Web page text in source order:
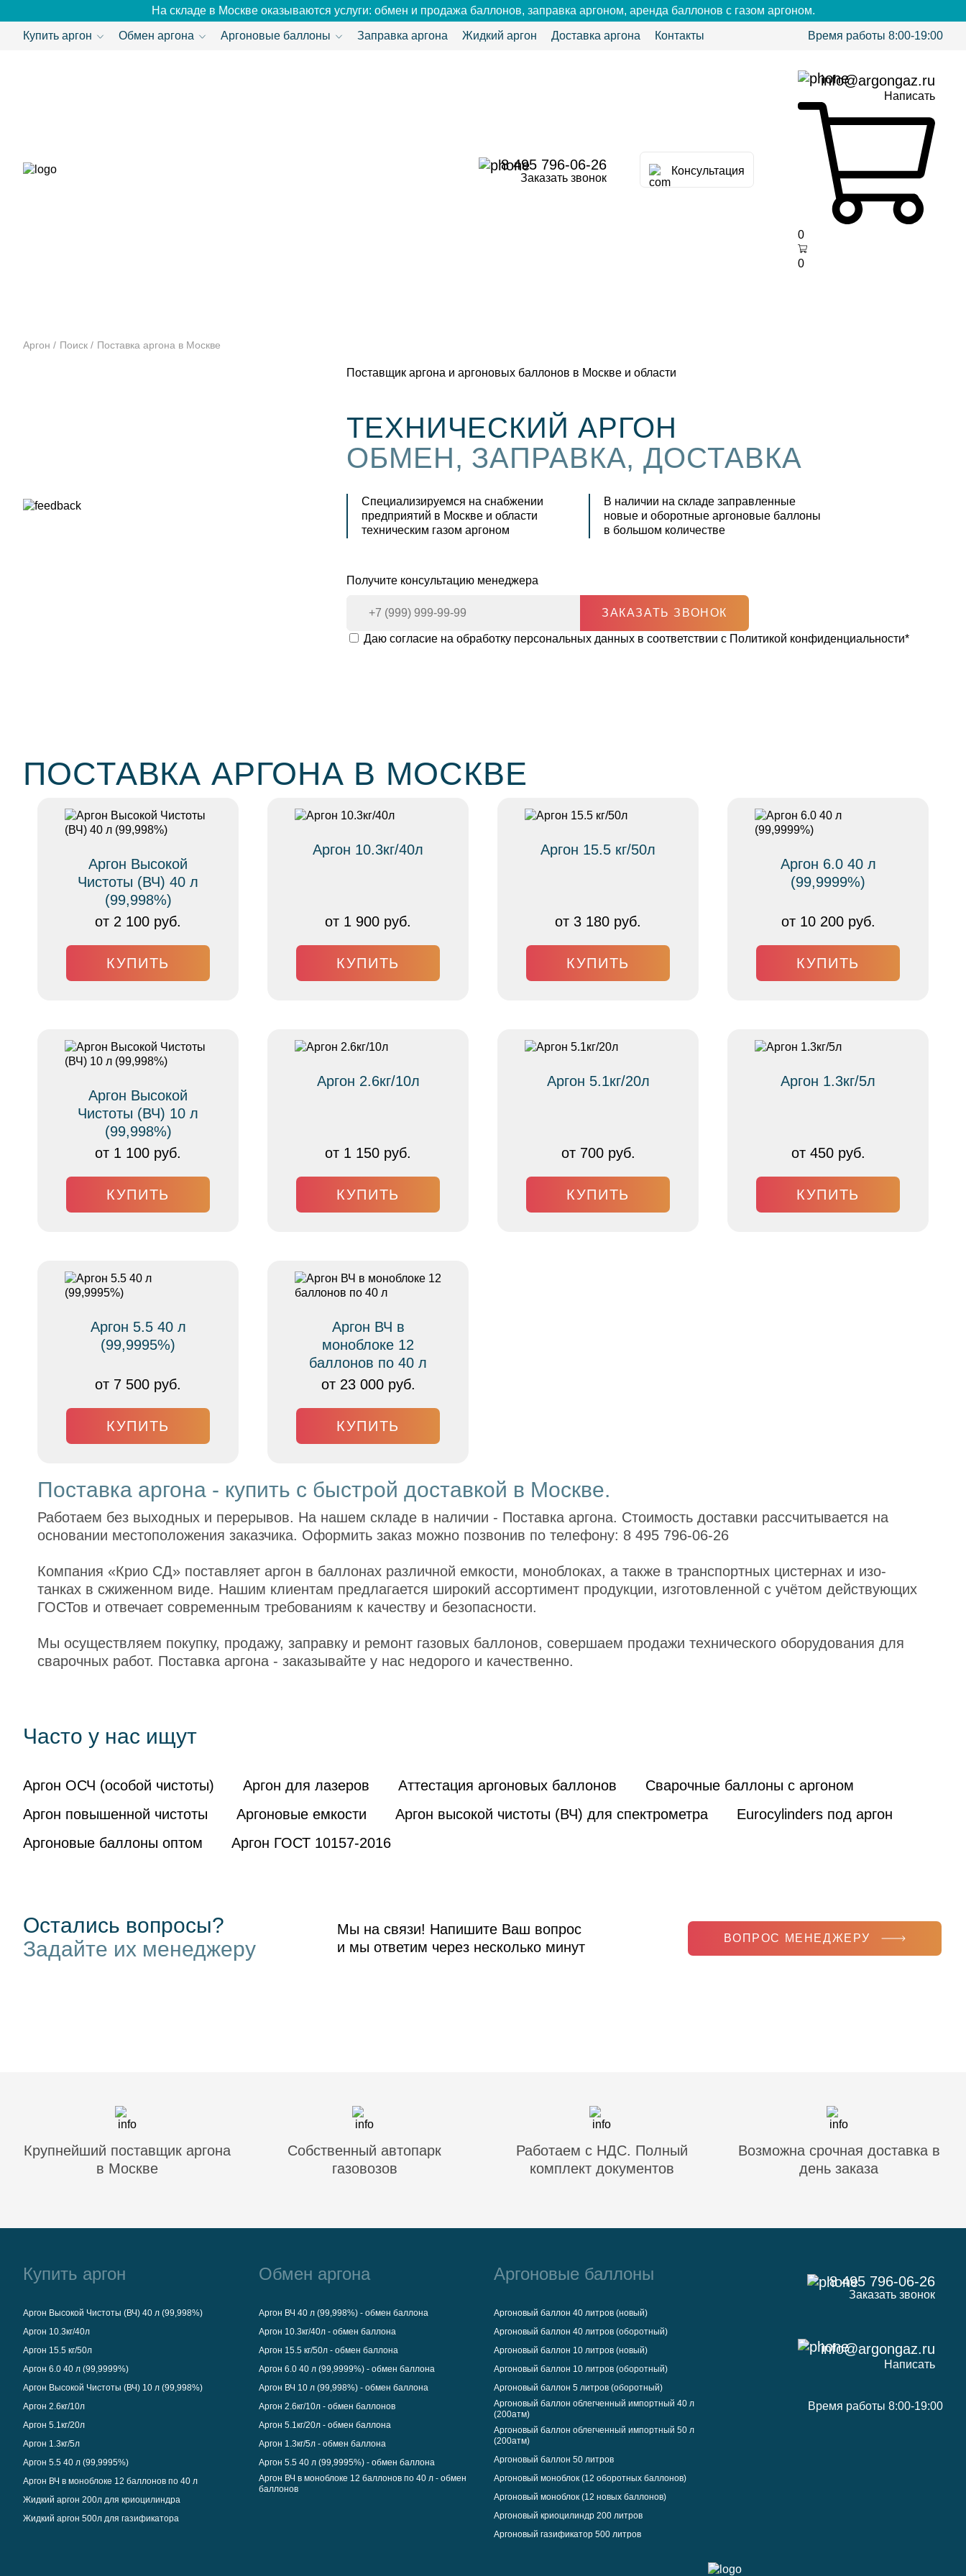
На складе в Москве оказываются услуги: обмен и продажа баллонов, заправка аргоном, аренда баллонов с газом аргоном.
Купить аргон Обмен аргона Аргоновые баллоны Заправка аргона Жидкий аргон Доставка аргона Контакты Время работы 8:00-19:00
8 495 796-06-26
Заказать звонок
Консультация
info@argongaz.ru
Написать
0
0
Аргон Поиск Поставка аргона в Москве
Поставщик аргона и аргоновых баллонов в Москве и области
ТЕХНИЧЕСКИЙ АРГОН
ОБМЕН, ЗАПРАВКА, ДОСТАВКА
Специализируемся на снабжении
предприятий в Москве и области
техническим газом аргоном
В наличии на складе заправленные
новые и оборотные аргоновые баллоны
в большом количестве
Получите консультацию менеджера
ЗАКАЗАТЬ ЗВОНОК
Даю согласие на обработку персональных данных в соответствии с Политикой конфиденциальности*
ПОСТАВКА АРГОНА В МОСКВЕ
Аргон Высокой
Чистоты (ВЧ) 40 л
(99,998%)
от 2 100 руб.
КУПИТЬ
Аргон 10.3кг/40л
от 1 900 руб.
КУПИТЬ
Аргон 15.5 кг/50л
от 3 180 руб.
КУПИТЬ
Аргон 6.0 40 л
(99,9999%)
от 10 200 руб.
КУПИТЬ
Аргон Высокой
Чистоты (ВЧ) 10 л
(99,998%)
от 1 100 руб.
КУПИТЬ
Аргон 2.6кг/10л
от 1 150 руб.
КУПИТЬ
Аргон 5.1кг/20л
от 700 руб.
КУПИТЬ
Аргон 1.3кг/5л
от 450 руб.
КУПИТЬ
Аргон 5.5 40 л
(99,9995%)
от 7 500 руб.
КУПИТЬ
Аргон ВЧ в
моноблоке 12
баллонов по 40 л
от 23 000 руб.
КУПИТЬ
Поставка аргона - купить с быстрой доставкой в Москве.
Работаем без выходных и перерывов. На нашем складе в наличии - Поставка аргона. Стоимость доставки рассчитывается на
основании местоположения заказчика. Оформить заказ можно позвонив по телефону: 8 495 796-06-26
Компания «Крио СД» поставляет аргон в баллонах различной емкости, моноблоках, а также в транспортных цистернах и изо-
танках в сжиженном виде. Нашим клиентам предлагается широкий ассортимент продукции, изготовленной с учётом действующих
ГОСТов и отвечает современным требованиям к качеству и безопасности.
Мы осуществляем покупку, продажу, заправку и ремонт газовых баллонов, совершаем продажи технического оборудования для
сварочных работ. Поставка аргона - заказывайте у нас недорого и качественно.
Часто у нас ищут
Аргон ОСЧ (особой чистоты) Аргон для лазеров Аттестация аргоновых баллонов
Сварочные баллоны с аргоном
Аргон повышенной чистоты
Аргоновые емкости Аргон высокой чистоты (ВЧ) для спектрометра
Eurocylinders под аргон
Аргоновые баллоны оптом
Аргон ГОСТ 10157-2016
Остались вопросы?
Задайте их менеджеру
Мы на связи! Напишите Ваш вопрос
и мы ответим через несколько минут
ВОПРОС МЕНЕДЖЕРУ
Крупнейший поставщик аргона
в Москве
Собственный автопарк
газовозов
Работаем с НДС. Полный
комплект документов
Возможна срочная доставка в
день заказа
Купить аргон
Аргон Высокой Чистоты (ВЧ) 40 л (99,998%)
Аргон 10.3кг/40л
Аргон 15.5 кг/50л
Аргон 6.0 40 л (99,9999%)
Аргон Высокой Чистоты (ВЧ) 10 л (99,998%)
Аргон 2.6кг/10л
Аргон 5.1кг/20л
Аргон 1.3кг/5л
Аргон 5.5 40 л (99,9995%)
Аргон ВЧ в моноблоке 12 баллонов по 40 л
Жидкий аргон 200л для криоцилиндра
Жидкий аргон 500л для газификатора
Обмен аргона
Аргон ВЧ 40 л (99,998%) - обмен баллона
Аргон 10.3кг/40л - обмен баллона
Аргон 15.5 кг/50л - обмен баллона
Аргон 6.0 40 л (99,9999%) - обмен баллона
Аргон ВЧ 10 л (99,998%) - обмен баллона
Аргон 2.6кг/10л - обмен баллонов
Аргон 5.1кг/20л - обмен баллона
Аргон 1.3кг/5л - обмен баллона
Аргон 5.5 40 л (99,9995%) - обмен баллона
Аргон ВЧ в моноблоке 12 баллонов по 40 л - обмен
баллонов
Аргоновые баллоны
Аргоновый баллон 40 литров (новый)
Аргоновый баллон 40 литров (оборотный)
Аргоновый баллон 10 литров (новый)
Аргоновый баллон 10 литров (оборотный)
Аргоновый баллон 5 литров (оборотный)
Аргоновый баллон облегченный импортный 40 л
(200атм)
Аргоновый баллон облегченный импортный 50 л
(200атм)
Аргоновый баллон 50 литров
Аргоновый моноблок (12 оборотных баллонов)
Аргоновый моноблок (12 новых баллонов)
Аргоновый криоцилиндр 200 литров
Аргоновый газификатор 500 литров
8 495 796-06-26
Заказать звонок
info@argongaz.ru
Написать
Время работы 8:00-19:00